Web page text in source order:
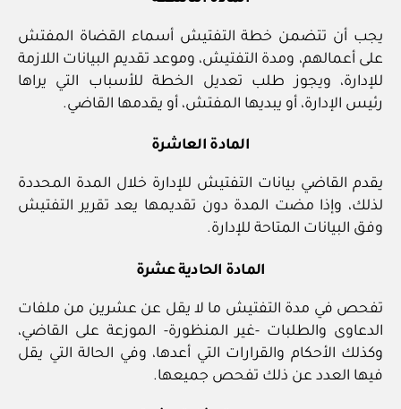
يجب أن تتضمن خطة التفتيش أسماء القضاة المفتش
على أعمالهم، ومدة التفتيش، وموعد تقديم البيانات اللازمة
للإدارة، ويجوز طلب تعديل الخطة للأسباب التي يراها
رئيس الإدارة، أو يبديها المفتش، أو يقدمها القاضي.
المادة العاشرة
يقدم القاضي بيانات التفتيش للإدارة خلال المدة المحددة
لذلك، وإذا مضت المدة دون تقديمها يعد تقرير التفتيش
وفق البيانات المتاحة للإدارة.
المادة الحادية عشرة
تفحص في مدة التفتيش ما لا يقل عن عشرين من ملفات
الدعاوى والطلبات -غير المنظورة- الموزعة على القاضي،
وكذلك الأحكام والقرارات التي أعدها، وفي الحالة التي يقل
فيها العدد عن ذلك تفحص جميعها.